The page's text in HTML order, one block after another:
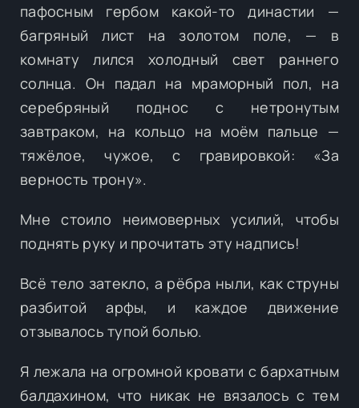
пафосным гербом какой-то династии —
багряный лист на золотом поле, — в
комнату лился холодный свет раннего
солнца. Он падал на мраморный пол, на
серебряный поднос с нетронутым
завтраком, на кольцо на моём пальце —
тяжёлое, чужое, с гравировкой: «За
верность трону».
Мне стоило неимоверных усилий, чтобы
поднять руку и прочитать эту надпись!
Всё тело затекло, а рёбра ныли, как струны
разбитой арфы, и каждое движение
отзывалось тупой болью.
Я лежала на огромной кровати с бархатным
балдахином, что никак не вязалось с тем